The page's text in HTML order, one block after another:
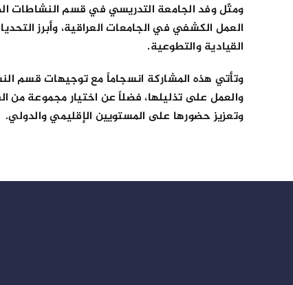
ومثّل وفد الجامعة التدريسي في قسم النشاطات
العمل الكشفي في الجامعات العراقية، وأبرز
القيادية والتطوعية.
وتأتي هذه المشاركة انسجاماً مع توجيهات قسم
والعمل على تذليلها، فضلاً عن اختيار مجموعة من
وتعزيز حضورها على المستويين الإقليمي والدولي.